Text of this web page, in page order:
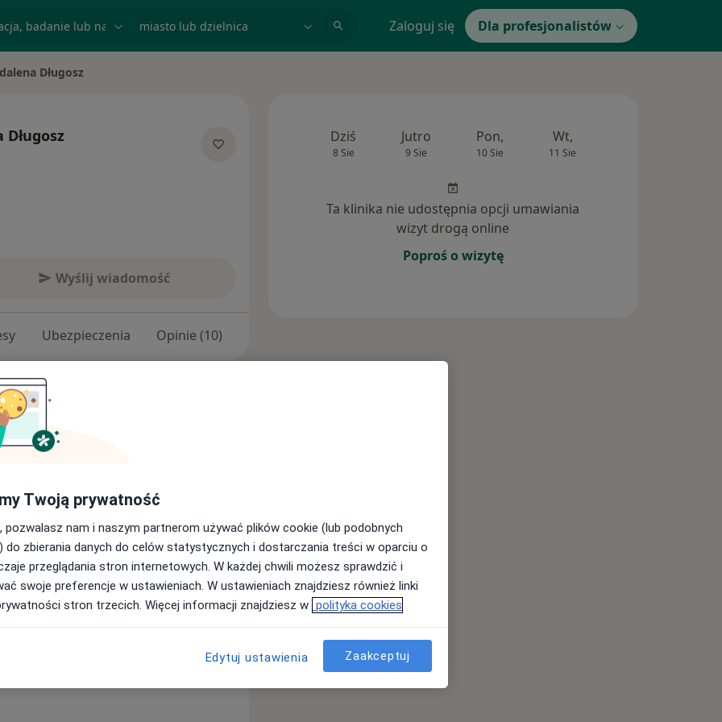
Zaloguj się Dla profesjonalistów
Długosz
Wyślij wiadomość
Ubezpieczenia Opinie (10)
Medycznego we
i praktyczne do pracy z
endodoncją oraz
wiedzę poprzez udział w
obszarze estetycznej odbudowy
dobra relacja z pacjentem oparta
Z łatwością nawiązuję kontakt
– szczególną satysfakcję
większej uwagi i delikatnego
niepełnosprawnościami.
ale trwałe wyleczenie i rozwiązanie
klasa III i IV, licówki,
Dziś
8 Sie
Jutro
9 Sie
Pon,
10 Sie
Wt,
11 Sie
Ta klinika nie udostępnia opcji umawiania
wizyt drogą online
Poproś o wizytę
Twoją prywatność
pozwalasz nam i naszym partnerom używać plików cookie (lub podobnych
do zbierania danych do celów statystycznych i dostarczania treści w oparciu o
przeglądania stron internetowych. W każdej chwili możesz sprawdzić i
swoje preferencje w ustawieniach. W ustawieniach znajdziesz również linki
stron trzecich. Więcej informacji znajdziesz w polityka cookies
Edytuj ustawienia Zaakceptuj